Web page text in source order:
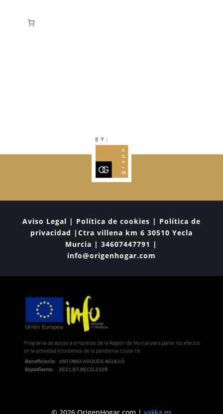
Aviso Legal | Política de cookies | Política de
privacidad |Ctra villena km 6 30510 Yecla
Murcia | 34607447791 |
info@origenhogar.com